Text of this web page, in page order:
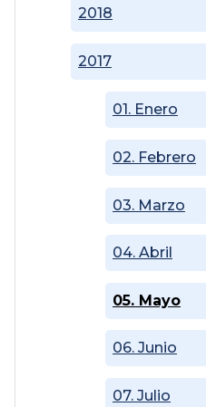
2017
01. Enero
02. Febrero
03. Marzo
04. Abril
05. Mayo
06. Junio
07. Julio
2018